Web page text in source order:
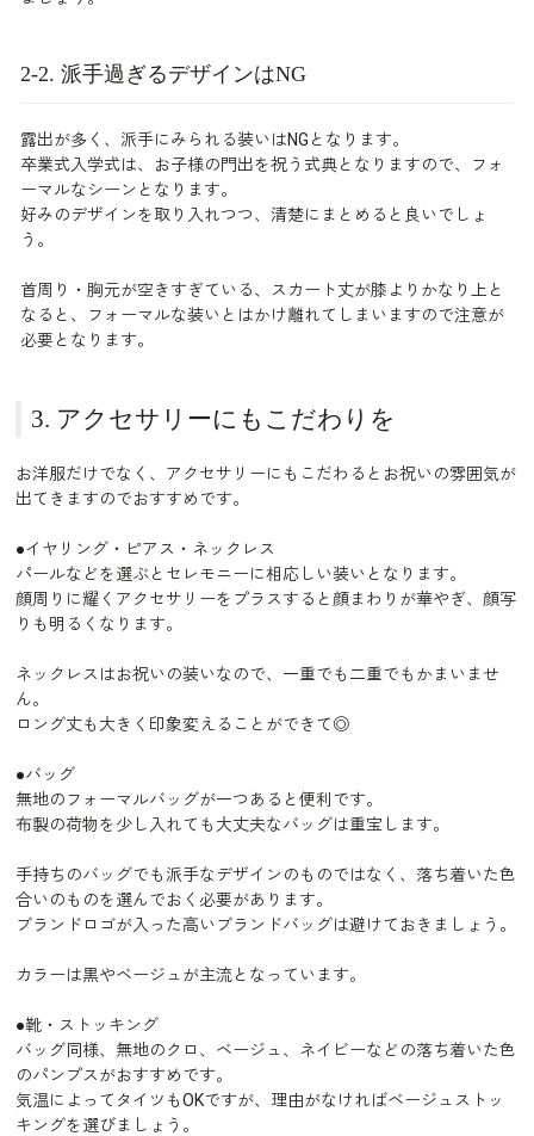
2-2. 派手過ぎるデザインはNG
露出が多く、派手にみられる装いはNGとなります。
卒業式入学式は、お子様の門出を祝う式典となりますので、フォ
ーマルなシーンとなります。
好みのデザインを取り入れつつ、清楚にまとめると良いでしょ
う。
首周り・胸元が空きすぎている、スカート丈が膝よりかなり上と
なると、フォーマルな装いとはかけ離れてしまいますので注意が
必要となります。
3. アクセサリーにもこだわりを
お洋服だけでなく、アクセサリーにもこだわるとお祝いの雰囲気が
出てきますのでおすすめです。
●イヤリング・ピアス・ネックレス
パールなどを選ぶとセレモニーに相応しい装いとなります。
顔周りに耀くアクセサリーをプラスすると顔まわりが華やぎ、顔写
りも明るくなります。
ネックレスはお祝いの装いなので、一重でも二重でもかまいませ
ん。
ロング丈も大きく印象変えることができて◎
●バッグ
無地のフォーマルバッグが一つあると便利です。
布製の荷物を少し入れても大丈夫なバッグは重宝します。
手持ちのバッグでも派手なデザインのものではなく、落ち着いた色
合いのものを選んでおく必要があります。
ブランドロゴが入った高いブランドバッグは避けておきましょう。
カラーは黒やベージュが主流となっています。
●靴・ストッキング
バッグ同様、無地のクロ、ベージュ、ネイビーなどの落ち着いた色
のパンプスがおすすめです。
気温によってタイツもOKですが、理由がなければベージュストッ
キングを選びましょう。